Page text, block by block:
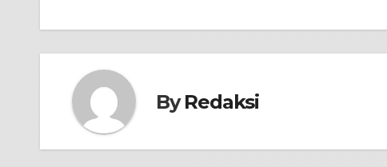
ByRedaksi